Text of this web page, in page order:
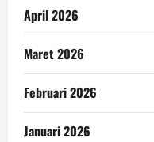
April 2026
Maret 2026
Februari 2026
Januari 2026